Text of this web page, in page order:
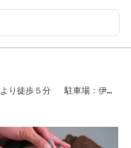
り徒歩５分 駐車場：伊藤